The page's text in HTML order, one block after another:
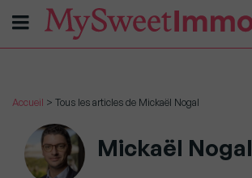
Accueil > Tous les articles de Mickaël Nogal
Mickaël Nogal